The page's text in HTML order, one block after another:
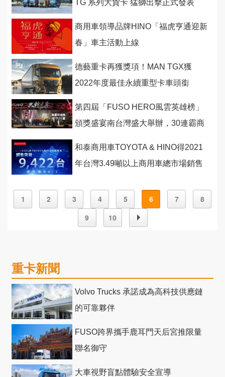
TG 系列大貨卡 猛獅出擊正式發表
商用車領導品牌HINO「福虎亨通迎新
春」車主活動上線
德藝重卡再獲獎項！MAN TGX獲
2022年度最佳永續重型卡車頭銜
第四屆「FUSO HERO風雲英雄榜」
頒獎盛宴南台灣盛大舉辦，30連霸商
和泰商用車TOYOTA & HINO得2021
年台灣3.49噸以上商用車總市場銷售
1 2 3 4 5 6 7
8
9
10
重卡新聞
Volvo Trucks 承諾成為高科技供應鏈
的可靠夥伴
FUSO跨界攜手鹿耳門天后宮推限量
聯名御守
大車視野盲點體驗安全宣導